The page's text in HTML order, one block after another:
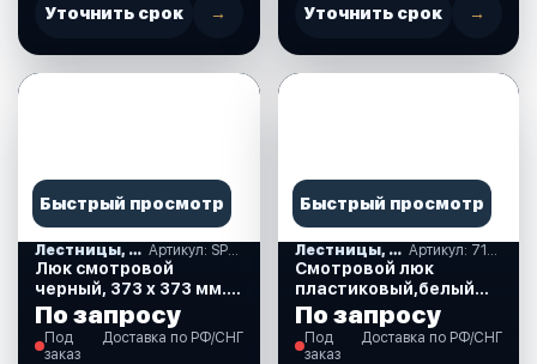
Уточнить срок → Уточнить срок →
Быстрый просмотр
Лестницы, ступеньки
Люк смотровой
черный, 373 х 373 мм.
(SP2747)
По запросу
Под
заказ
Доставка по РФ/СНГ
Быстрый просмотр
Лестницы, ступеньки
Смотровой люк
пластиковый,белый
(диам10 см) (710126)
По запросу
Под
заказ
Доставка по РФ/СНГ